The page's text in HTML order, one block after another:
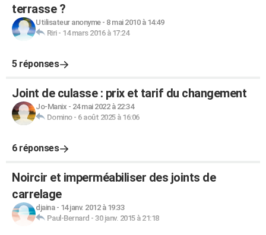
terrasse ?
Utilisateur anonyme- 8 mai 2010 à 14:49
Riri- 14 mars 2016 à 17:24
5 réponses
Joint de culasse : prix et tarif du changement
Jo-Manix - 24 mai 2022 à 22:34
Domino- 6 août 2025 à 16:06
6 réponses
Noircir et imperméabiliser des joints de
carrelage
djaina- 14 janv. 2012 à 19:33
Paul-Bernard - 30 janv. 2015 à 21:18